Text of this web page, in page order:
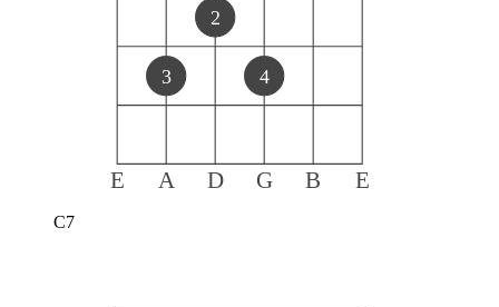
E A D G B E
3
2
4
C7